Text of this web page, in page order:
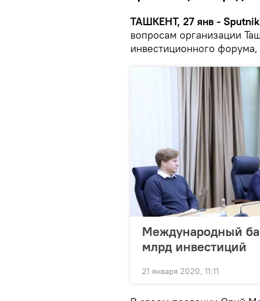
ТАШКЕНТ, 27 янв -
вопросам организации
инвестиционного форума,
Международный
млрд инвестиций
21 января 2020, 11:11